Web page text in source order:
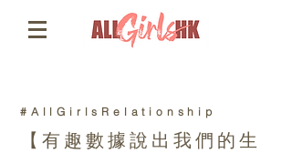
#AllGirlsRelationship
【有趣數據說出我們的生